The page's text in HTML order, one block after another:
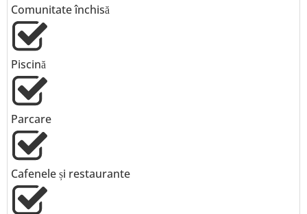
Comunitate închisă
Piscină
Parcare
Cafenele și restaurante